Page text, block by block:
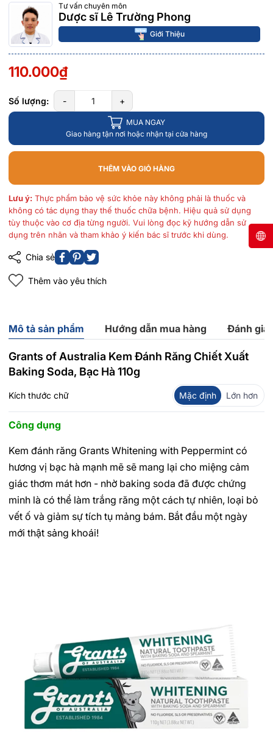
Tư vấn chuyên môn
Dược sĩ Lê Trường Phong
Giới Thiệu
110.000₫
Số lượng: - +
MUA NGAY
Giao hàng tận nơi hoặc nhận tại cửa hàng
THÊM VÀO GIỎ HÀNG
Lưu ý: Thực phẩm bảo vệ sức khỏe này không phải là thuốc và
không có tác dụng thay thế thuốc chữa bệnh. Hiệu quả sử dụng
tùy thuộc vào cơ địa từng người. Vui lòng đọc kỹ hướng dẫn sử
dụng trên nhãn và tham khảo ý kiến bác sĩ trước khi dùng.
Chia sẻ
Thêm vào yêu thích
Mô tả sản phẩm Hướng dẫn mua hàng Đánh giá
Grants of Australia Kem Đánh Răng Chiết Xuất
Baking Soda, Bạc Hà 110g
Kích thước chữ Mặc định Lớn hơn
Công dụng
Kem đánh răng Grants Whitening with Peppermint có
hương vị bạc hà mạnh mẽ sẽ mang lại cho miệng cảm
giác thơm mát hơn - nhờ baking soda đã được chứng
minh là có thể làm trắng răng một cách tự nhiên, loại bỏ
vết ố và giảm sự tích tụ mảng bám. Bắt đầu một ngày
mới thật sảng khoái!